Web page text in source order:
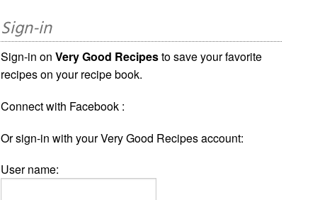
Sign-in
Sign-in onVery Good Recipesto save your favorite
recipes on your recipe book.
Connect with Facebook :
Or sign-in with your Very Good Recipes account:
User name: